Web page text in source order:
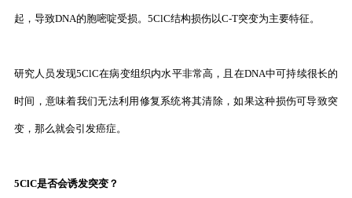
起，导致DNA的胞嘧啶受损。5ClC结构损伤以C-T突变为主要特征。
研究人员发现5ClC在病变组织内水平非常高，且在DNA中可持续很长的
时间，意味着我们无法利用修复系统将其清除，如果这种损伤可导致突
变，那么就会引发癌症。
5ClC是否会诱发突变？